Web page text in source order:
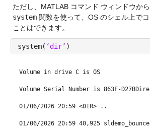
ただし、MATLAB コマンド ウィンドウか
system 関数を使って、OS のシェル上で
ことはできます。
system( ‘dir’ )
Volume in drive C is OS
Volume Serial Number is 863F-
01/06/2026 20:59 <DIR> ..
01/06/2026 20:59 40,925